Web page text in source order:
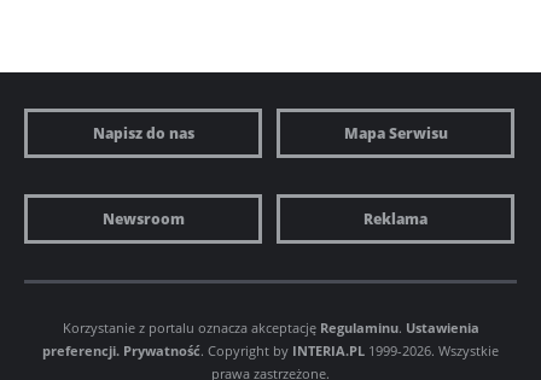
Napisz do nas Mapa Serwisu
Newsroom Reklama
Korzystanie z portalu oznacza akceptację Regulaminu. Ustawienia
preferencji. Prywatność. Copyright by INTERIA.PL 1999-2026. Wszystkie
prawa zastrzeżone.